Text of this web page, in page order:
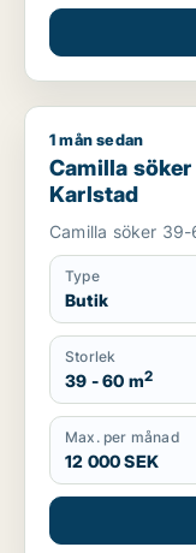
Camilla söker
1 mån sedan
Camilla
Karlstad
Camilla söker
Type
Butik
Storlek
39 - 60 m2
Max. per månad
12 000 SEK